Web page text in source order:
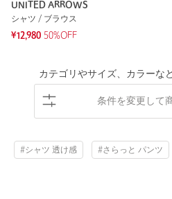
UNITED ARROWS
シャツ / ブラウス
¥12,980 50%OFF
カテゴリやサイズ、カラーな
条件を変更して
#シャツ 透け感 #さらっと パンツ